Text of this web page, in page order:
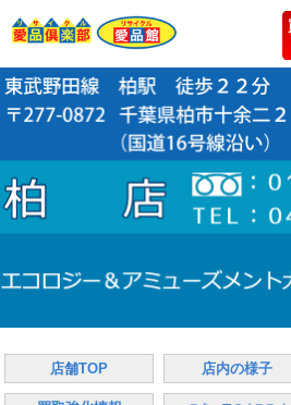
店舗TOP 店内の様子